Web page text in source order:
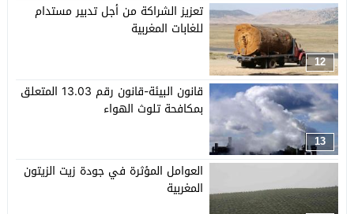
12
تعزيز الشراكة من أجل تدبير مستدام
للغابات المغربية
13
قانون البيئة-قانون رقم 13.03 المتعلق
بمكافحة تلوث الهواء
العوامل المؤثرة في جودة زيت الزيتون
المغربية